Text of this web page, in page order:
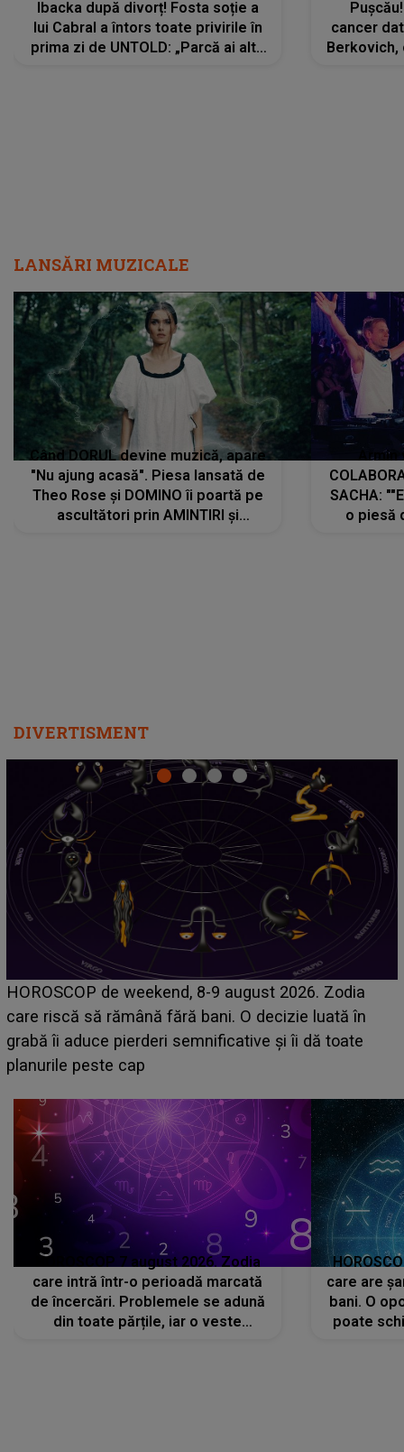
Ibacka după divorț! Fosta soție a
lui Cabral a întors toate privirile în
prima zi de UNTOLD: „Parcă ai altă
cancer
Berkovich,
LANSĂRI MUZICALE
Când DORUL devine muzică, apare
"Nu ajung acasă". Piesa lansată de
Theo Rose și DOMINO îi poartă pe
ascultători prin AMINTIRI și
SACHA:
o piesă
DIVERTISMENT
Emanuel a ținut ACEST DETALIU ASCUNS până
acum! În fața Alexandrei, concurentul din Casa Iubirii
face o MĂRTURISIRE NEAȘTEPTATĂ despre mama
sa: "I-am spus și ei în față, eu nu te iubesc pentru
HOROSCOP 7 august 2026. Zodia
care intră într-o perioadă marcată
de încercări. Problemele se adună
din toate părțile, iar o veste
care are
bani. O
poate